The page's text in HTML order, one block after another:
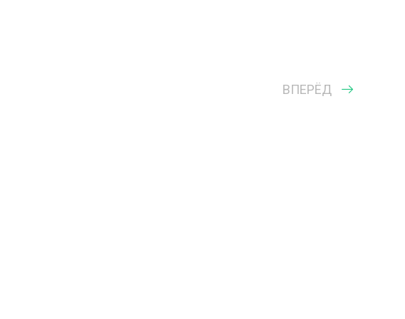
ВПЕРЁД